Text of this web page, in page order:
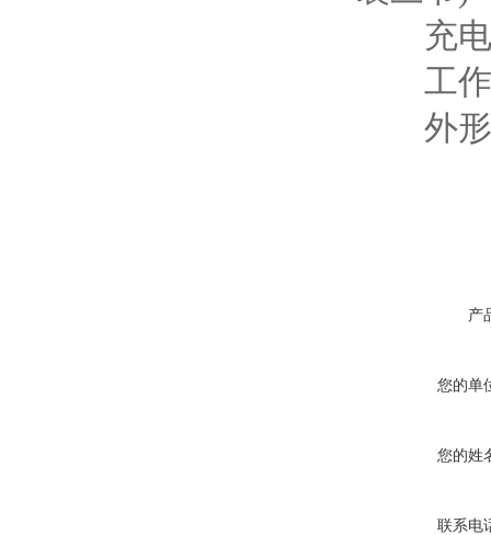
充电
工作时
外形
产
您的单
您的姓
联系电